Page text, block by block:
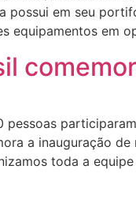
possui em seu
equipamentos em
pessoas
a inauguração
toda a